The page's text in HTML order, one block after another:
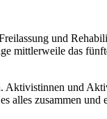
und
mittlerweile das
Aktivistinnen und
alles zusammen